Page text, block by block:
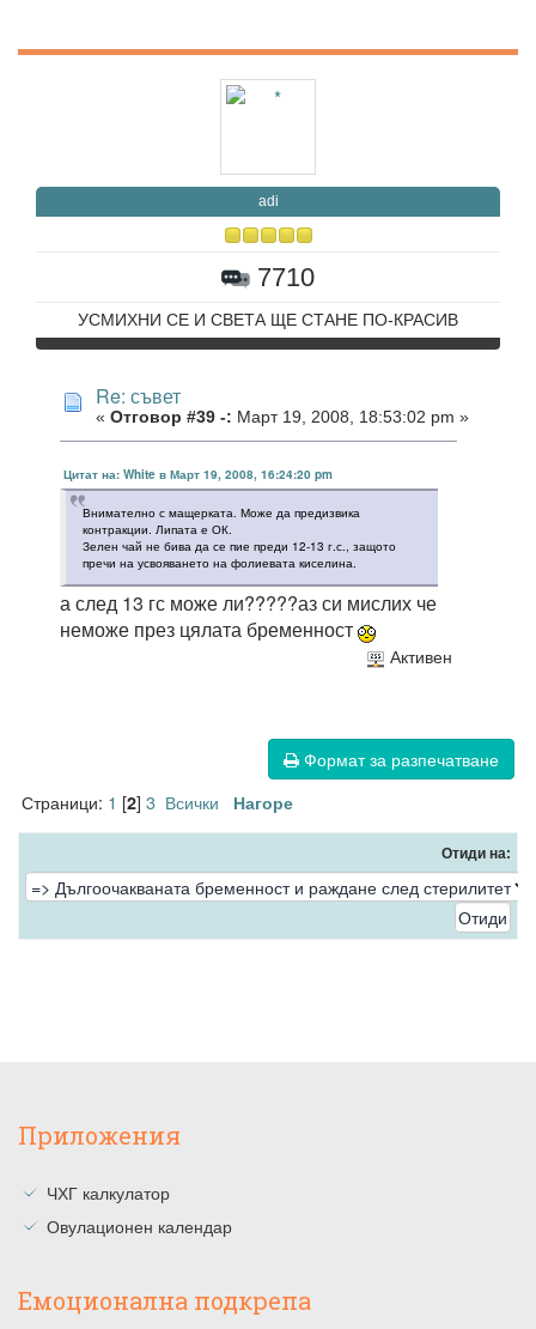
adi
7710
УСМИХНИ СЕ И СВЕТА ЩЕ СТАНЕ ПО-КРАСИВ
Re: съвет
« Отговор #39 -: Март 19, 2008, 18:53:02 pm »
Цитат на: White в Март 19, 2008, 16:24:20 pm
Внимателно с мащерката. Може да предизвика
контракции. Липата е ОК.
Зелен чай не бива да се пие преди 12-13 г.с., защото
пречи на усвояването на фолиевата киселина.
а след 13 гс може ли?????аз си мислих че
неможе през цялата бременност
Активен
Формат за разпечатване
Страници: 1 [2] 3 Всички Нагоре
Отиди на:
Приложения
ЧХГ калкулатор
Овулационен календар
Емоционална подкрепа